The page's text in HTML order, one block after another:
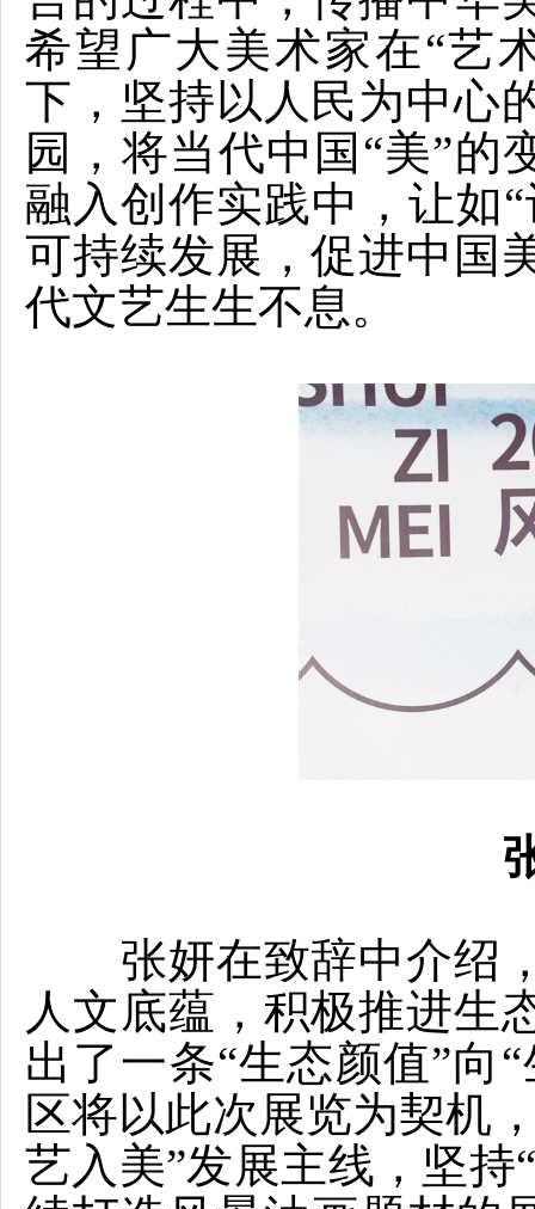
希望广大美术家在“艺
下，坚持以人民为中心
园，将当代中国“美”的
融入创作实践中，让如
可持续发展，促进中国
代文艺生生不息。
张妍在致辞中介绍
人文底蕴，积极推进生
出了一条“生态颜值”向
区将以此次展览为契机
艺入美”发展主线，坚